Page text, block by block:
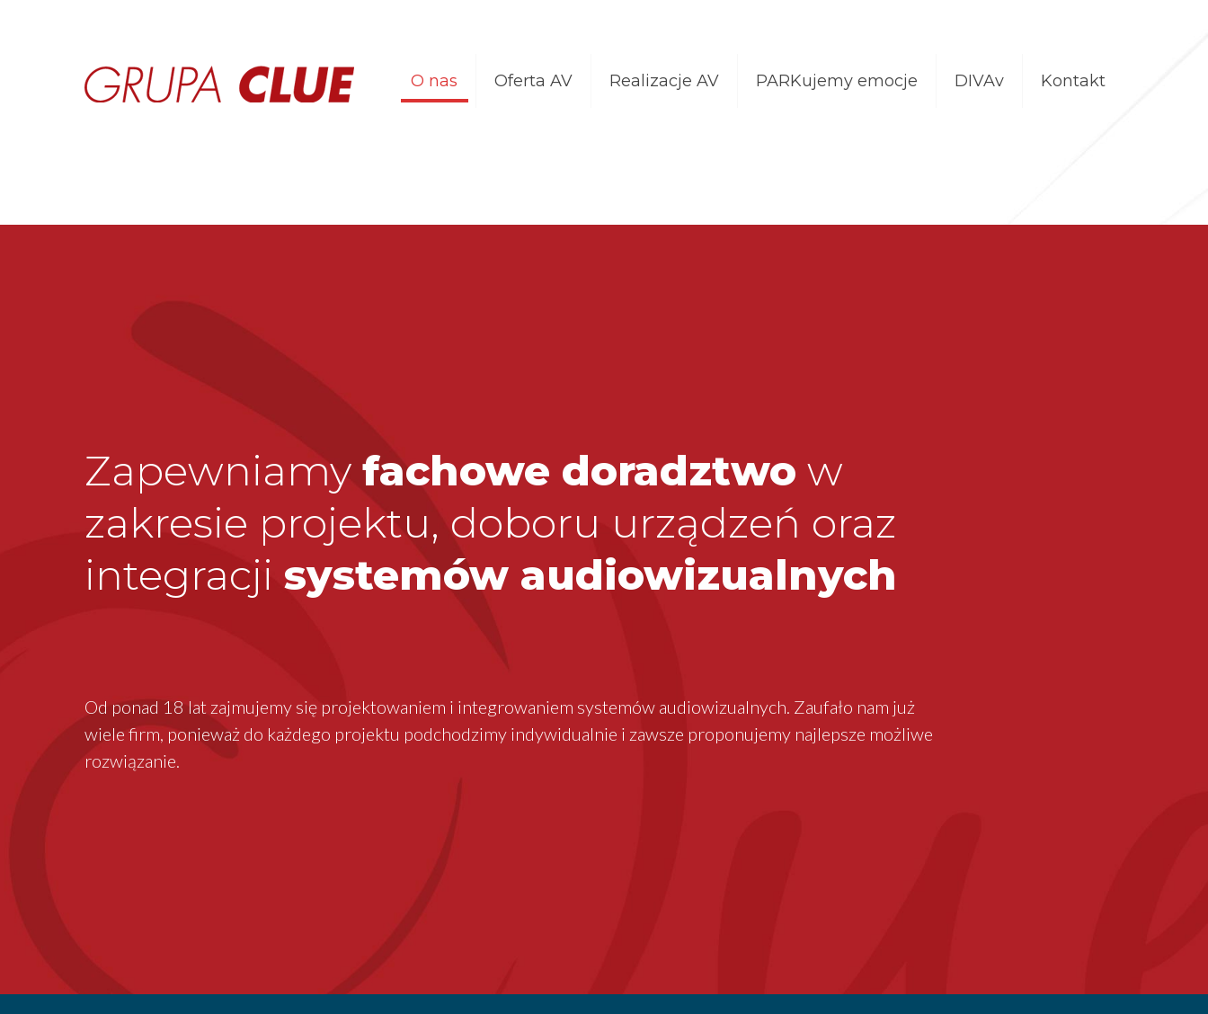
O nas Oferta AV Realizacje AV PARKujemy emocje DIVAv Kontakt
Zapewniamy fachowe doradztwo w
zakresie projektu, doboru urządzeń oraz
integracji systemów audiowizualnych
Od ponad 18 lat zajmujemy się projektowaniem i integrowaniem systemów audiowizualnych. Zaufało nam już
wiele firm, ponieważ do każdego projektu podchodzimy indywidualnie i zawsze proponujemy najlepsze możliwe
rozwiązanie.